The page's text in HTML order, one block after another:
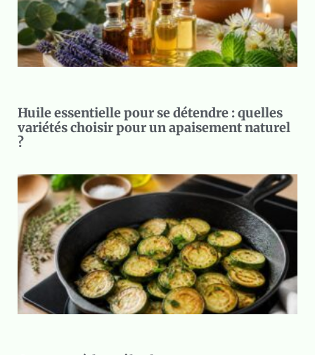
Huile essentielle pour se détendre : quelles
variétés choisir pour un apaisement naturel
?